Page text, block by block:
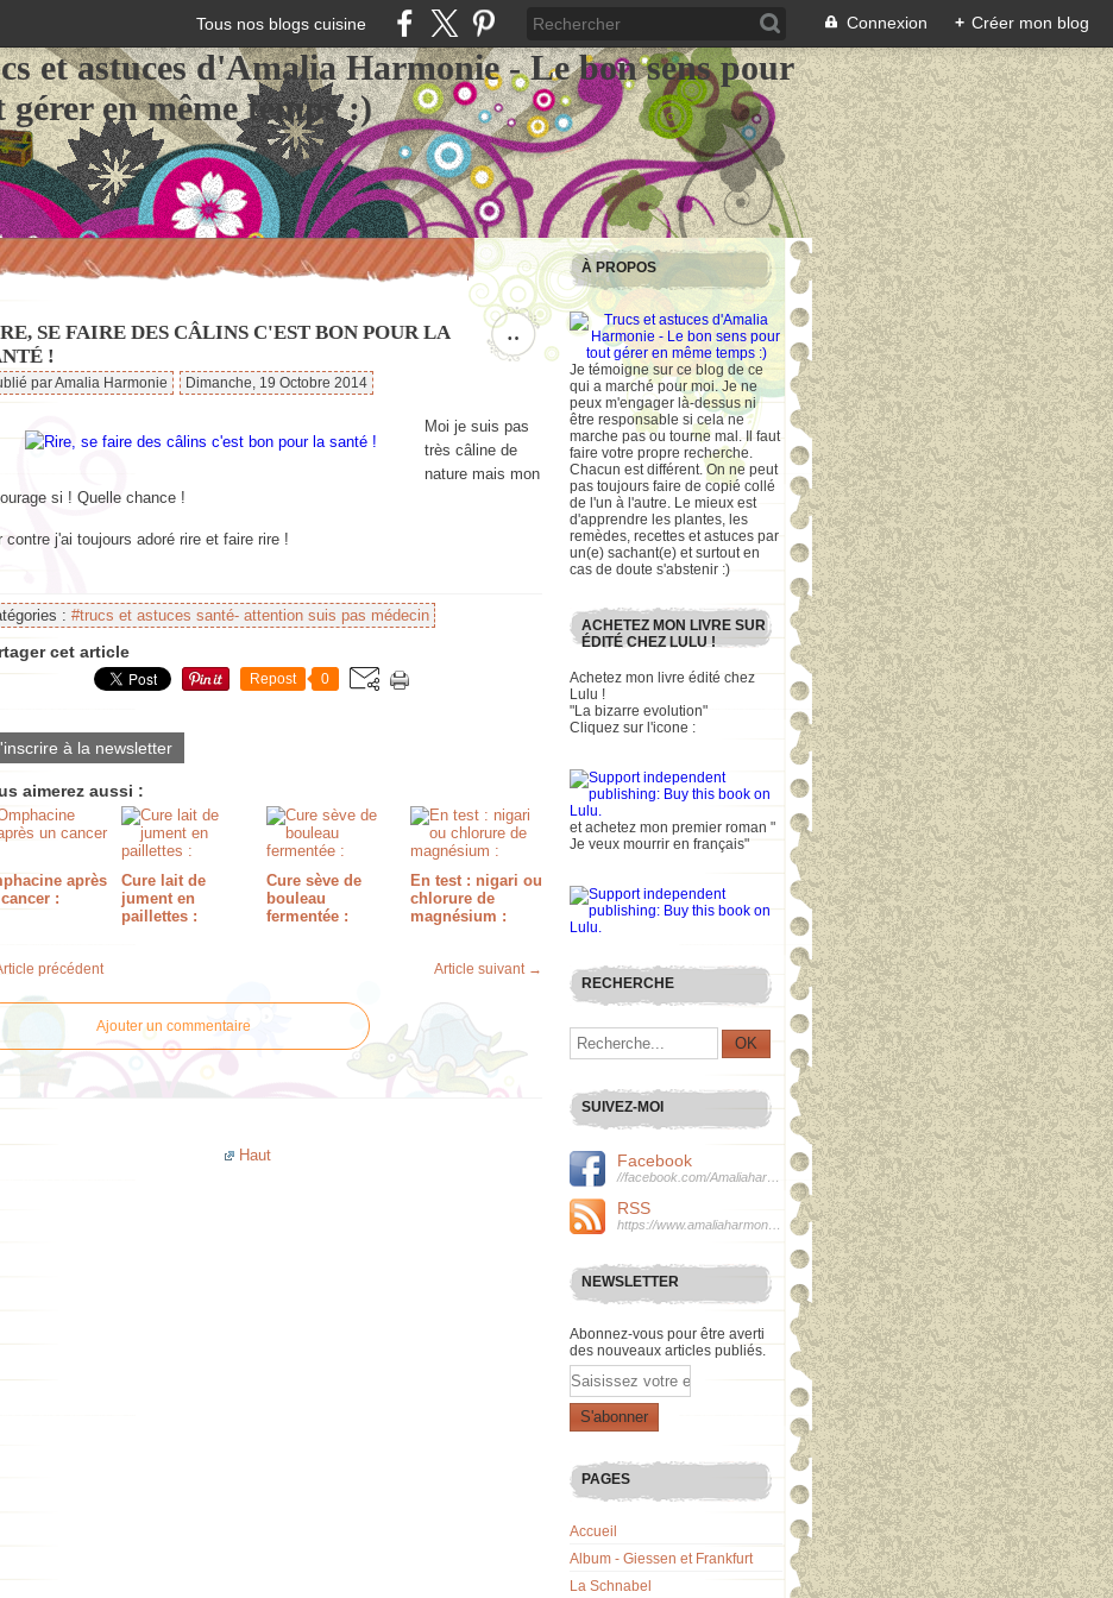
Tous nos blogs cuisine Connexion + Créer mon blog
et astuces d'Amalia Harmonie - Le bon sens pour
gérer en même temps :)
…
SE FAIRE DES CÂLINS C'EST BON POUR LA
!
par Amalia Harmonie Dimanche, 19 Octobre 2014
Moi je suis pas
très câline de
nature mais mon
si ! Quelle chance !
contre j'ai toujours adoré rire et faire rire !
: #trucs et astuces santé- attention suis pas médecin
cet article
Repost 0
à la newsletter
aimerez aussi :
après
:
Cure lait de
jument en
paillettes :
Cure sève de
bouleau
fermentée :
En test : nigari ou
chlorure de
magnésium :
précédent Article suivant →
Ajouter un commentaire
Haut
À PROPOS
Je témoigne sur ce blog de ce
qui a marché pour moi. Je ne
peux m'engager là-dessus ni
être responsable si cela ne
marche pas ou tourne mal. Il faut
faire votre propre recherche.
Chacun est différent. On ne peut
pas toujours faire de copié collé
de l'un à l'autre. Le mieux est
d'apprendre les plantes, les
remèdes, recettes et astuces par
un(e) sachant(e) et surtout en
cas de doute s'abstenir :)
ACHETEZ MON LIVRE SUR
ÉDITÉ CHEZ LULU !
Achetez mon livre édité chez
Lulu !
"La bizarre evolution"
Cliquez sur l'icone :
et achetez mon premier roman "
Je veux mourrir en français"
RECHERCHE
SUIVEZ-MOI
Facebook
RSS
NEWSLETTER
Abonnez-vous pour être averti
des nouveaux articles publiés.
Email
PAGES
Accueil
Album - Giessen et Frankfurt
La Schnabel